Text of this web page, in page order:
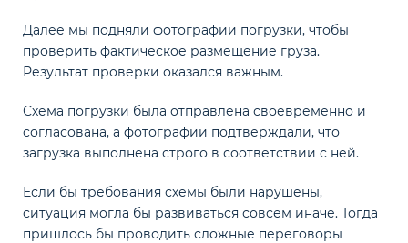
Далее мы подняли фотографии погрузки, чтобы
проверить фактическое размещение груза.
Результат проверки оказался важным.
Схема погрузки была отправлена своевременно и
согласована, а фотографии подтверждали, что
загрузка выполнена строго в соответствии с ней.
Если бы требования схемы были нарушены,
ситуация могла бы развиваться совсем иначе. Тогда
пришлось бы проводить сложные переговоры